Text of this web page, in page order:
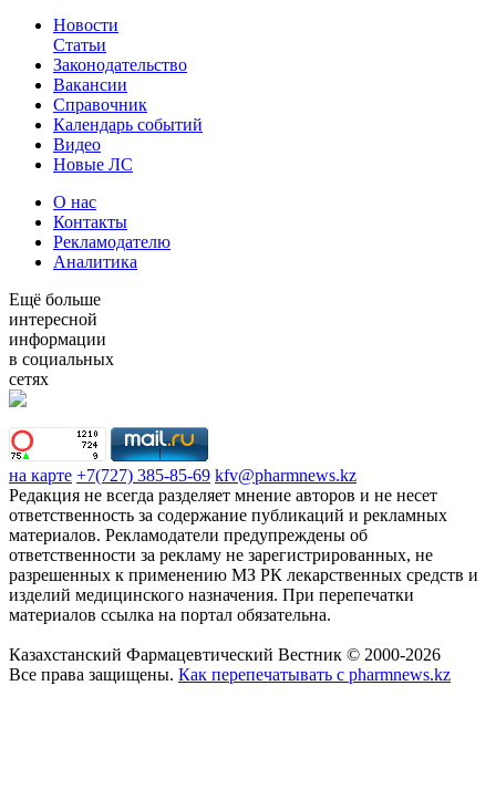
Новости
Статьи
Законодательство
Вакансии
Справочник
Календарь событий
Видео
Новые ЛС
О нас
Контакты
Рекламодателю
Аналитика
Ещё больше
интересной
информации
в социальных
сетях
на карте +7(727) 385-85-69 kfv@pharmnews.kz
Редакция не всегда разделяет мнение авторов и не несет
ответственность за содержание публикаций и рекламных
материалов. Рекламодатели предупреждены об
ответственности за рекламу не зарегистрированных, не
разрешенных к применению МЗ РК лекарственных средств и
изделий медицинского назначения. При перепечатки
материалов ссылка на портал обязательна.
Казахстанский Фармацевтический Вестник © 2000-2026
Все права защищены. Как перепечатывать с pharmnews.kz